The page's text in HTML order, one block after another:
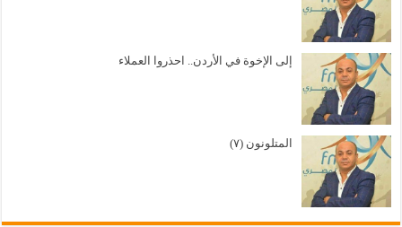
إلى الإخوة في الأردن.. احذروا العملاء
المتلونون (٧)